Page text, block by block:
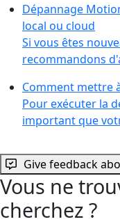
Dépannage
local ou cloud
Si vous êtes
recommandons
Comment mettre
Pour exécuter la
important que
Give feedback
Vous ne
cherchez ?